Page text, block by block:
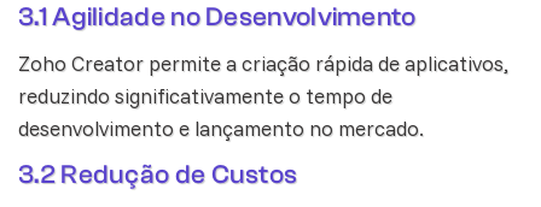
3.1 Agilidade no Desenvolvimento
Zoho Creator permite a criação rápida de aplicativos,
reduzindo significativamente o tempo de
desenvolvimento e lançamento no mercado.
3.2 Redução de Custos